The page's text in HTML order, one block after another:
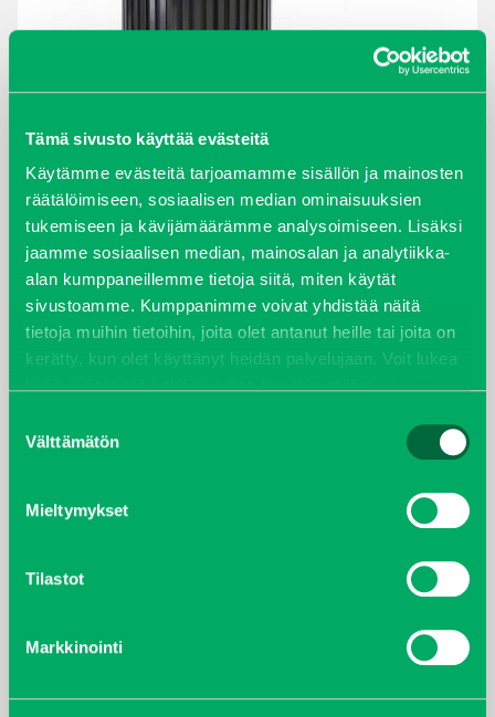
Tämä sivusto käyttää evästeitä
Käytämme evästeitä tarjoamamme sisällön ja mainosten
räätälöimiseen, sosiaalisen median ominaisuuksien
tukemiseen ja kävijämäärämme analysoimiseen. Lisäksi
jaamme sosiaalisen median, mainosalan ja analytiikka-
alan kumppaneillemme tietoja siitä, miten käytät
sivustoamme. Kumppanimme voivat yhdistää näitä
tietoja muihin tietoihin, joita olet antanut heille tai joita on
kerätty, kun olet käyttänyt heidän palvelujaan. Voit lukea
valinta
Välttämätön
Mieltymykset
Tilastot
Markkinointi
ARKISTOT
maaliskuu 2026
elokuu 2024
syyskuu 2023
helmikuu 2022
joulukuu 2021